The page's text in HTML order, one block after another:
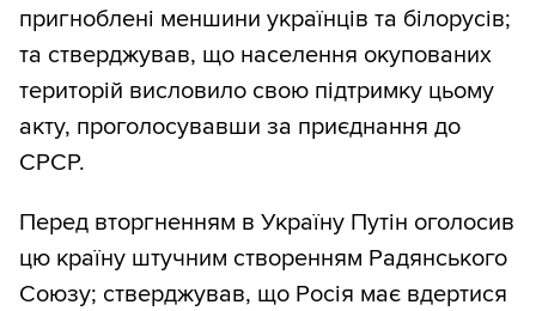
пригноблені меншини українців та білорусів;
та стверджував, що населення окупованих
територій висловило свою підтримку цьому
акту, проголосувавши за приєднання до
СРСР.
Перед вторгненням в Україну Путін оголосив
цю країну штучним створенням Радянського
Союзу; стверджував, що Росія має вдертися